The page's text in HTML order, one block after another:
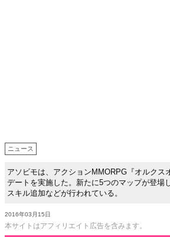
ニュース
アソビモは、アクションMMORPG『オルクス
デートを実施した。新たに5つのマップが登場
スキル追加などが行われている。
2016年03月15日
本サイトはアフィリエイト広告を含みます。